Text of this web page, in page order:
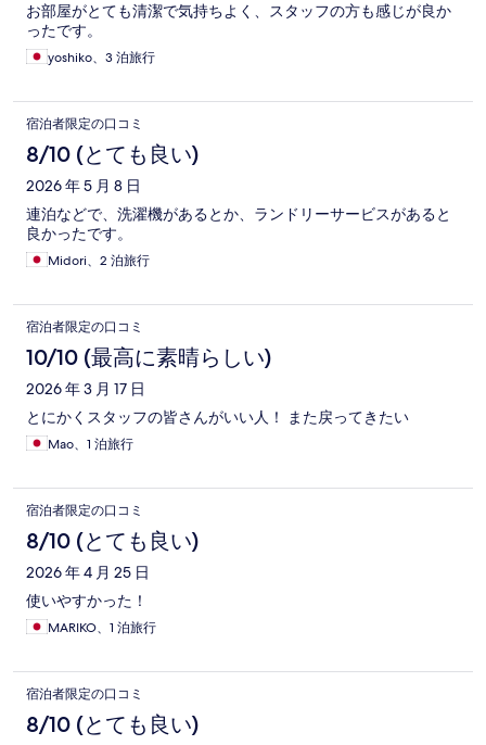
お部屋がとても清潔で気持ちよく、スタッフの方も感じが良か
ったです。
yoshiko、3 泊旅行
宿泊者限定の口コミ
8/10 (とても良い)
2026 年 5 月 8 日
連泊などで、洗濯機があるとか、ランドリーサービスがあると
良かったです。
Midori、2 泊旅行
宿泊者限定の口コミ
10/10 (最高に素晴らしい)
2026 年 3 月 17 日
とにかくスタッフの皆さんがいい人！ また戻ってきたい
Mao、1 泊旅行
宿泊者限定の口コミ
8/10 (とても良い)
2026 年 4 月 25 日
使いやすかった！
MARIKO、1 泊旅行
宿泊者限定の口コミ
8/10 (とても良い)